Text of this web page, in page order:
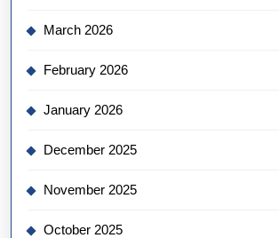
March 2026
February 2026
January 2026
December 2025
November 2025
October 2025